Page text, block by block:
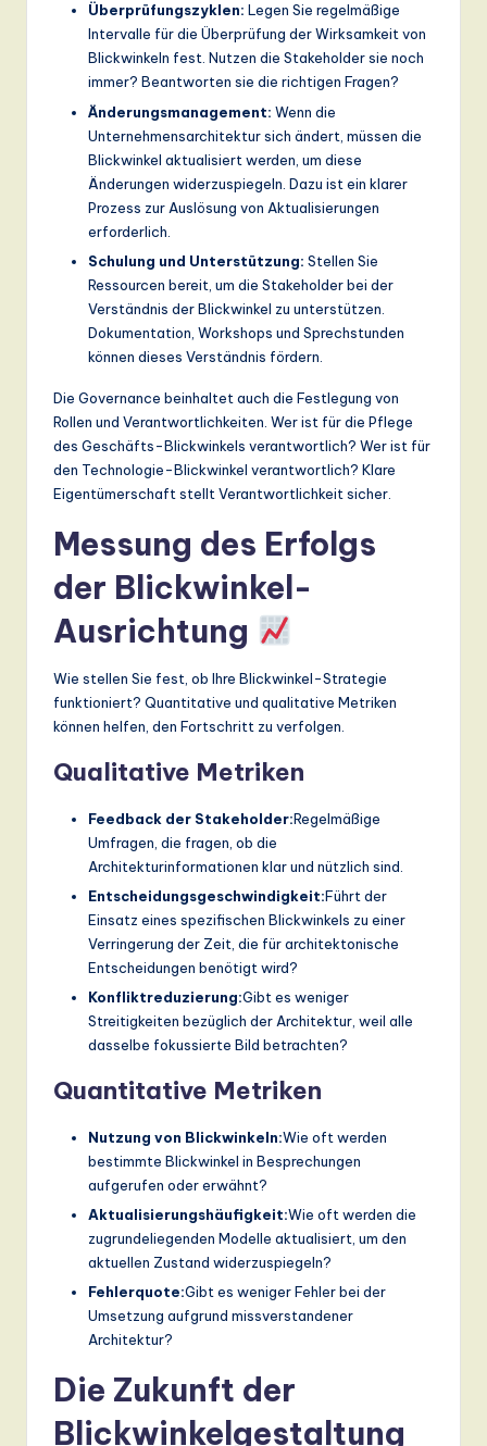
Überprüfungszyklen: Legen Sie regelmäßige
Intervalle für die Überprüfung der Wirksamkeit von
Blickwinkeln fest. Nutzen die Stakeholder sie noch
immer? Beantworten sie die richtigen Fragen?
Änderungsmanagement: Wenn die
Unternehmensarchitektur sich ändert, müssen die
Blickwinkel aktualisiert werden, um diese
Änderungen widerzuspiegeln. Dazu ist ein klarer
Prozess zur Auslösung von Aktualisierungen
erforderlich.
Schulung und Unterstützung: Stellen Sie
Ressourcen bereit, um die Stakeholder bei der
Verständnis der Blickwinkel zu unterstützen.
Dokumentation, Workshops und Sprechstunden
können dieses Verständnis fördern.
Die Governance beinhaltet auch die Festlegung von
Rollen und Verantwortlichkeiten. Wer ist für die Pflege
des Geschäfts-Blickwinkels verantwortlich? Wer ist für
den Technologie-Blickwinkel verantwortlich? Klare
Eigentümerschaft stellt Verantwortlichkeit sicher.
Messung des Erfolgs
der Blickwinkel-
Ausrichtung
Wie stellen Sie fest, ob Ihre Blickwinkel-Strategie
funktioniert? Quantitative und qualitative Metriken
können helfen, den Fortschritt zu verfolgen.
Qualitative Metriken
Feedback der Stakeholder:Regelmäßige
Umfragen, die fragen, ob die
Architekturinformationen klar und nützlich sind.
Entscheidungsgeschwindigkeit:Führt der
Einsatz eines spezifischen Blickwinkels zu einer
Verringerung der Zeit, die für architektonische
Entscheidungen benötigt wird?
Konfliktreduzierung:Gibt es weniger
Streitigkeiten bezüglich der Architektur, weil alle
dasselbe fokussierte Bild betrachten?
Quantitative Metriken
Nutzung von Blickwinkeln:Wie oft werden
bestimmte Blickwinkel in Besprechungen
aufgerufen oder erwähnt?
Aktualisierungshäufigkeit:Wie oft werden die
zugrundeliegenden Modelle aktualisiert, um den
aktuellen Zustand widerzuspiegeln?
Fehlerquote:Gibt es weniger Fehler bei der
Umsetzung aufgrund missverstandener
Architektur?
Die Zukunft der
Blickwinkelgestaltung